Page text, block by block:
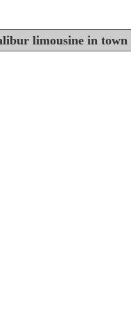
limousine in town